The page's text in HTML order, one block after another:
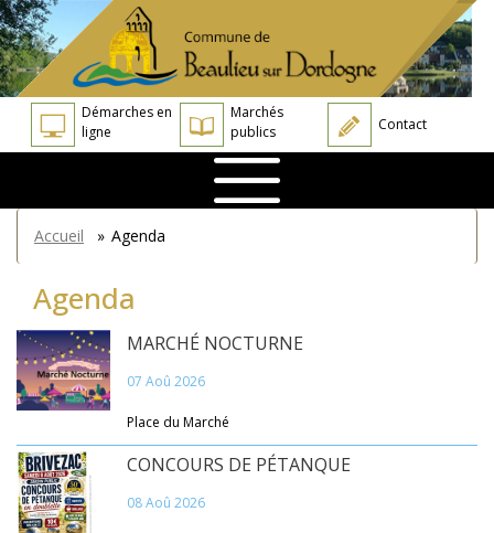
Aller
au
contenu
principal
Démarches en
ligne
Marchés
publics
Contact
You
are
here
Accueil » Agenda
Agenda
MARCHÉ NOCTURNE
07 Aoû 2026
Place du Marché
CONCOURS DE PÉTANQUE
08 Aoû 2026
Panneau de gestion des cookies